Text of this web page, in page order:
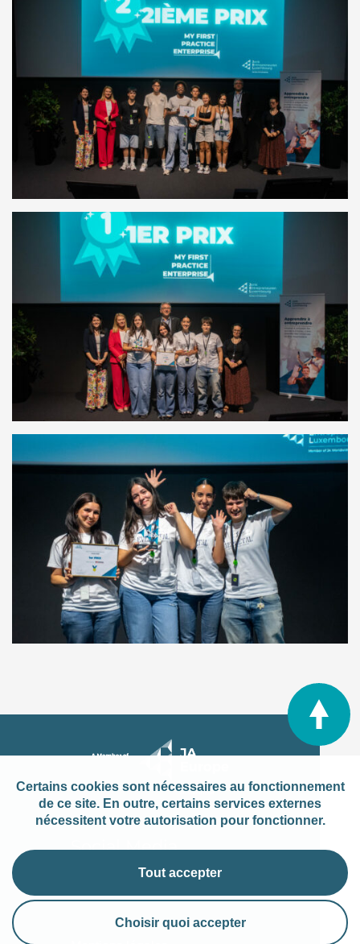
Social Media
Certains cookies sont nécessaires au fonctionnement
de ce site. En outre, certains services externes
nécessitent votre autorisation pour fonctionner.
Tout accepter
Choisir quoi accepter